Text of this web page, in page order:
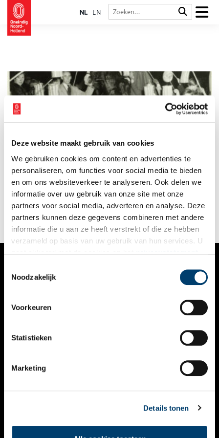
Deze website maakt gebruik van cookies
We gebruiken cookies om content en advertenties te
personaliseren, om functies voor social media te bieden
en om ons websiteverkeer te analyseren. Ook delen we
informatie over uw gebruik van onze site met onze
partners voor social media, adverteren en analyse. Deze
partners kunnen deze gegevens combineren met andere
informatie die u aan ze heeft verstrekt of die ze hebben
verzameld op basis van uw gebruik van hun services. U
Noodzakelijk
Voorkeuren
Statistieken
Marketing
Details tonen
NL EN
Sint Maarten is voor veel kinderen een van de hoogtepunten
van het jaar. Er worden lampionnen geknutseld, pompoenen
uitgehold en liedjes ingestudeerd. Toch wordt er
tegenwoordig nog maar weinig aandacht besteed aan de
oorsprong van het feest. Want waarom zingen we eigenlijk
liedjes over ene Sint Maarten? En waar komt het volkse
karakter van het feest vandaan?
VERHALEN
KALENDER
THEMA’S
VIDEO’S
CONTACT